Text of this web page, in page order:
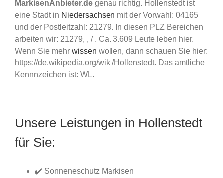
MarkisenAnbieter.de genau richtig. Hollenstedt ist
eine Stadt in Niedersachsen mit der Vorwahl: 04165
und der Postleitzahl: 21279. In diesen PLZ Bereichen
arbeiten wir: 21279, , / . Ca. 3.609 Leute leben hier.
Wenn Sie mehr wissen wollen, dann schauen Sie hier:
https://de.wikipedia.org/wiki/Hollenstedt. Das amtliche
Kennnzeichen ist: WL.
Unsere Leistungen in Hollenstedt
für Sie:
✔️ Sonneneschutz Markisen